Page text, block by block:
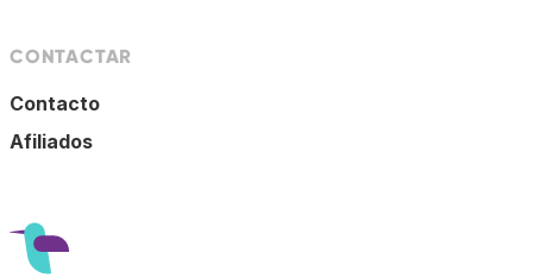
CONTACTAR
Contacto
Afiliados